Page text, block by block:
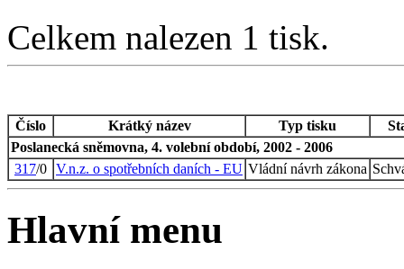
Celkem nalezen 1 tisk.
Číslo Krátký název Typ tisku
Poslanecká sněmovna, 4. volební období, 2002 - 2006
317/0 V.n.z. o spotřebních daních - EU Vládní návrh zákona
Hlavní menu